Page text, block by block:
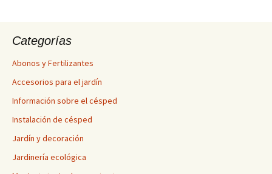
entradas
Categorías
Abonos y Fertilizantes
Accesorios para el jardín
Información sobre el césped
Instalación de césped
Jardín y decoración
Jardinería ecológica